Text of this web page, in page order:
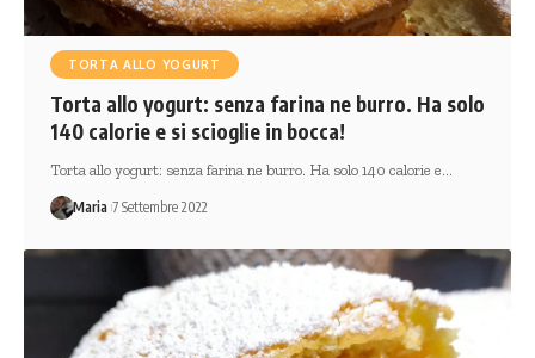
TORTA ALLO YOGURT
Torta allo yogurt: senza farina ne burro. Ha solo
140 calorie e si scioglie in bocca!
Torta allo yogurt: senza farina ne burro. Ha solo 140 calorie e…
Maria 7 Settembre 2022